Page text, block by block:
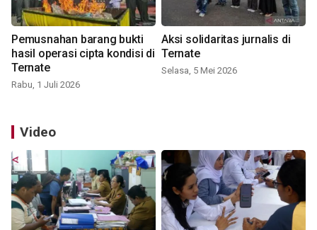
Pemusnahan barang bukti
hasil operasi cipta kondisi di
Ternate
Rabu, 1 Juli 2026
Aksi solidaritas jurnalis di
Ternate
Selasa, 5 Mei 2026
Video